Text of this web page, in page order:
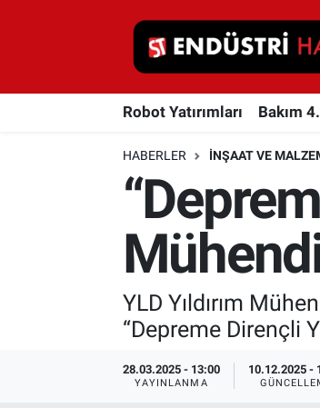
Robot Yatırımları Bakım
HABERLER İNŞAAT VE
YLD Yıldırım
“Depreme Dirençli
28.03.2025 - 13:00
YAYINLANMA
10.12.2025 -
Robot Yatırımları
Proses Otomasyonu
Otomasyon
Depolama Çözümleri
İnşaat ve Malzeme